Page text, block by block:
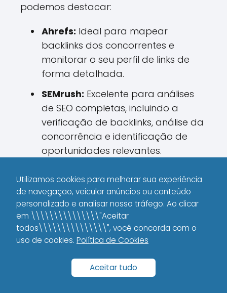
podemos destacar:
Ahrefs: Ideal para mapear
backlinks dos concorrentes e
monitorar o seu perfil de links de
forma detalhada.
SEMrush: Excelente para análises
de SEO completas, incluindo a
verificação de backlinks, análise da
concorrência e identificação de
oportunidades relevantes.
a autoridade do seu domínio e dos
sites que o linkam, permitindo
ajustes finos na sua estratégia.
Impacto do Link Building
na Estratégia de Vendas e
Utilizamos cookies para melhorar sua experiência
de navegação, veicular anúncios ou conteúdo
personalizado e analisar nosso tráfego. Ao clicar
em \\\\\\\\\\\\\\\"Aceitar
todos\\\\\\\\\\\\\\\", você concorda com o
uso de cookies. Política de Cookies
Aceitar tudo